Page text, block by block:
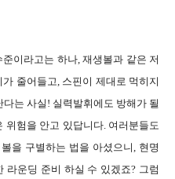
이라고는 하나, 재생볼과 같은 저
줄어들고, 스핀이 제대로 먹히지
는 사실! 실력발휘에도 방해가 될
위험을 안고 있답니다. 여러분들도
을 구별하는 법을 아셨으니, 현명
라운딩 준비 하실 수 있겠죠? 그럼